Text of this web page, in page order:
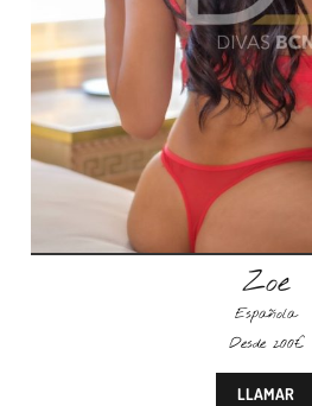
Zoe
Española
Desde 200€
LLAMAR